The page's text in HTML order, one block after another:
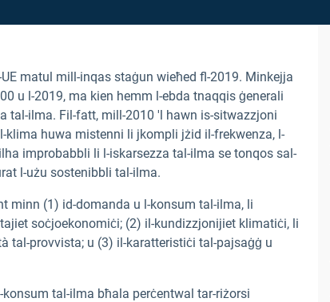
matul mill-inqas staġun wieħed fl-2019. Minkejja
u l-2019, ma kien hemm l-ebda tnaqqis ġenerali
tal-ilma. Fil-fatt, mill-2010 'l hawn is-sitwazzjoni
huwa mistenni li jkompli jżid il-frekwenza, l-
improbabbli li l-iskarsezza tal-ilma se tonqos sal-
l-użu sostenibbli tal-ilma.
minn (1) id-domanda u l-konsum tal-ilma, li
soċjoekonomiċi; (2) il-kundizzjonijiet klimatiċi, li
tal-provvista; u (3) il-karatteristiċi tal-pajsaġġ u
tal-ilma bħala perċentwal tar-riżorsi